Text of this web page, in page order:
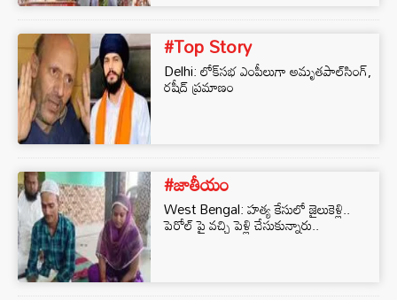
#Top Story
Delhi: లోక్‌సభ ఎంపీలుగా అమృతపాల్‌సింగ్,
రషీద్ ప్రమాణం
#జాతీయం
West Bengal: హత్య కేసులో జైలుకెళ్లి..
పెరోల్ పై వచ్చి పెళ్లి చేసుకున్నారు..